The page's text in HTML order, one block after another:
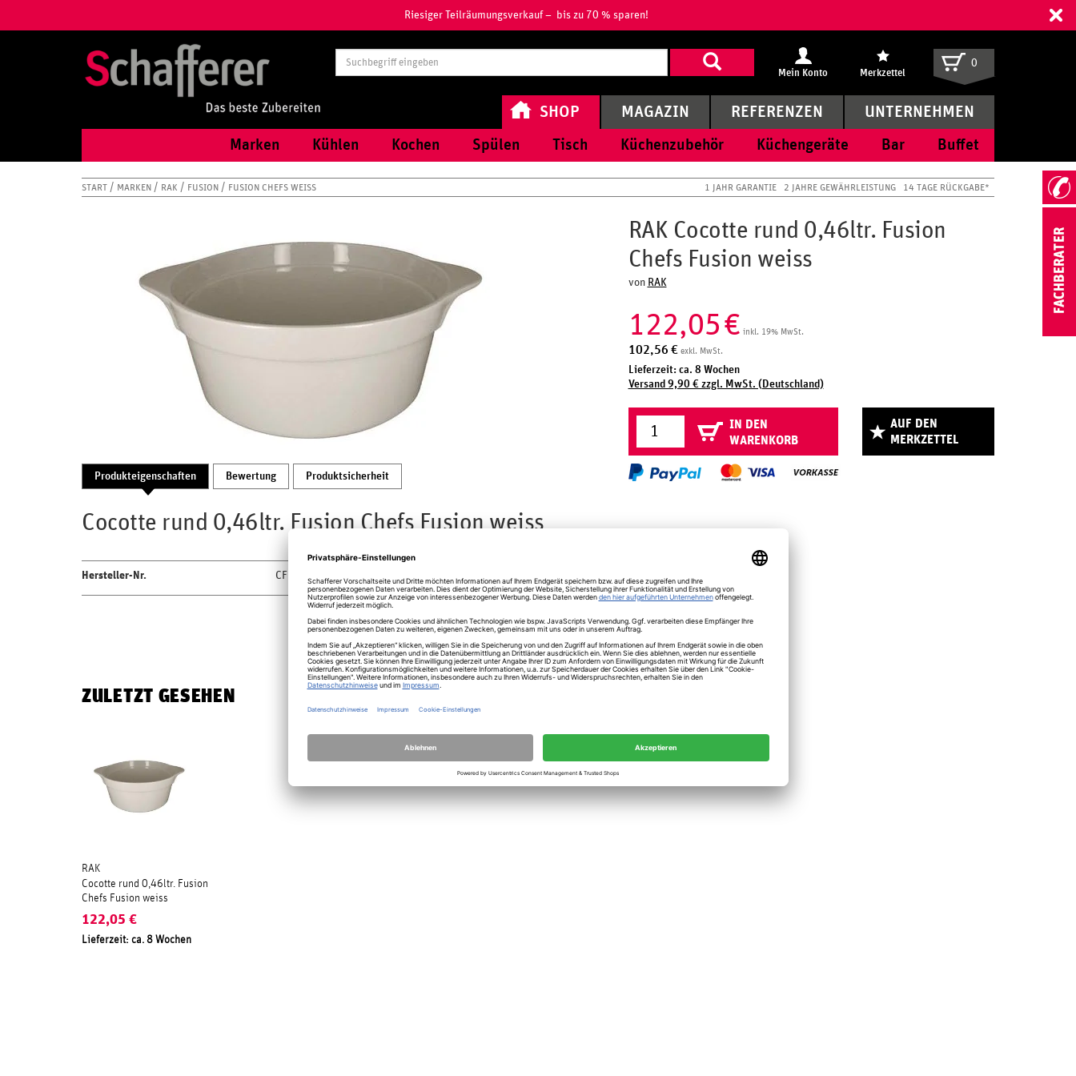
Riesiger Teilräumungsverkauf – bis zu 70 % sparen!
Suchbegriff
eingeben
Mein Konto Merkzettel
0
SHOP
Marken Kühlen Kochen Spülen Tisch Küchenzubehör Küchengeräte Bar Buffet
MAGAZIN REFERENZEN UNTERNEHMEN
START MARKEN RAK FUSION FUSION CHEFS WEISS 1 JAHR GARANTIE 2 JAHRE GEWÄHRLEISTUNG 14 TAGE RÜCKGABE*
Produkteigenschaften Bewertung Produktsicherheit
Cocotte rund 0,46ltr. Fusion Chefs Fusion weiss
Hersteller-Nr. CFRD28WHBD
RAK Cocotte rund 0,46ltr. Fusion
Chefs Fusion weiss
von RAK
122,05€ inkl. 19% MwSt.
102,56 € exkl. MwSt.
Lieferzeit: ca. 8 Wochen
Versand 9,90 € zzgl. MwSt. (Deutschland)
IN DEN
WARENKORB
AUF DEN
MERKZETTEL
ZULETZT GESEHEN
RAK
Cocotte rund 0,46ltr. Fusion
Chefs Fusion weiss
122,05 €
Lieferzeit: ca. 8 Wochen